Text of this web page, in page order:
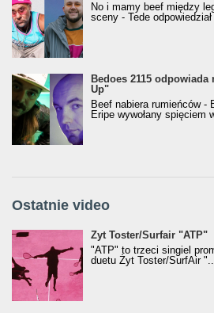
No i mamy beef między
sceny - Tede
Bedoes 2115
Up"
Beef nabiera rumieńców -
Eripe wywołany spięciem
Ostatnie video
Żyt Toster/SurfAir - ATP VIDEO
Żyt Toster/Surfair "ATP"
"ATP" to trzeci singiel
duetu Żyt Toster/SurfAir